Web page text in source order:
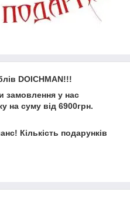
DOICHMAN!!!
замовлення у нас
на суму від 6900грн.
Кількість подарунків